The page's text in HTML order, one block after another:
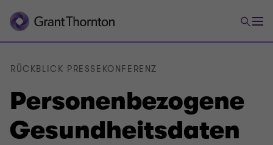
Personenbezogene
Gesundheitsdaten
RÜCKBLICK PRESSEKONFERENZ